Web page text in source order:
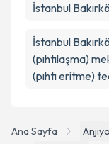
Ana Sayfa
İstanbul
İstanbul
(pıhtılaşma)
(pıhtı eritme)